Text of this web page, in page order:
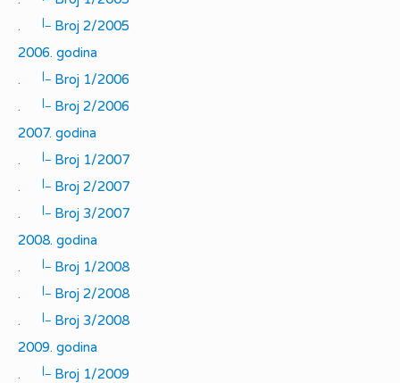
.
|_
Broj 2/2005
2006. godina
.
|_
Broj 1/2006
.
|_
Broj 2/2006
2007. godina
.
|_
Broj 1/2007
.
|_
Broj 2/2007
.
|_
Broj 3/2007
2008. godina
.
|_
Broj 1/2008
.
|_
Broj 2/2008
.
|_
Broj 3/2008
2009. godina
.
|_
Broj 1/2009